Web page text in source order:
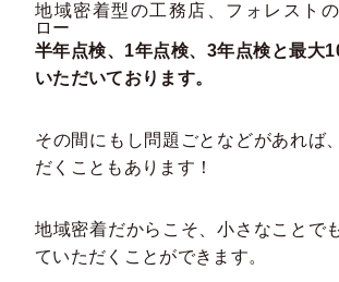
地域密着型の工務店、フォレスト
ロー
半年点検、1年点検、3年点検と最大
いただいております。
その間にもし問題ごとなどがあれば
だくこともあります！
地域密着だからこそ、小さなことで
ていただくことができます。